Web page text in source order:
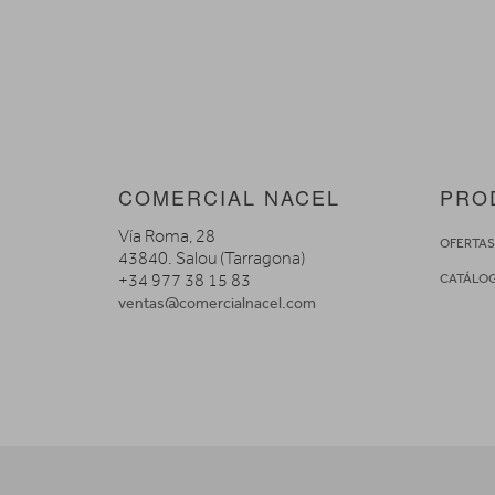
COMERCIAL NACEL
Vía Roma, 28
43840. Salou (Tarragona)
+34 977 38 15 83
ventas@comercialnacel.com
OFERTAS